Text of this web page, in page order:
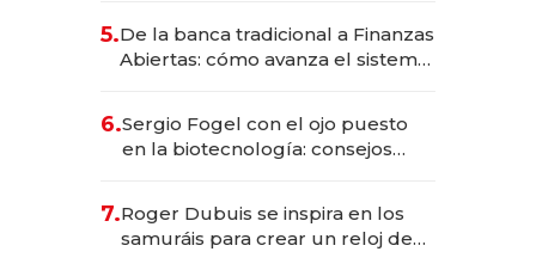
5.De la banca tradicional a Finanzas
Abiertas: cómo avanza el sistema
6.Sergio Fogel con el ojo puesto
en la biotecnología: consejos
rol de la IA
7.Roger Dubuis se inspira en los
samuráis para crear un reloj de